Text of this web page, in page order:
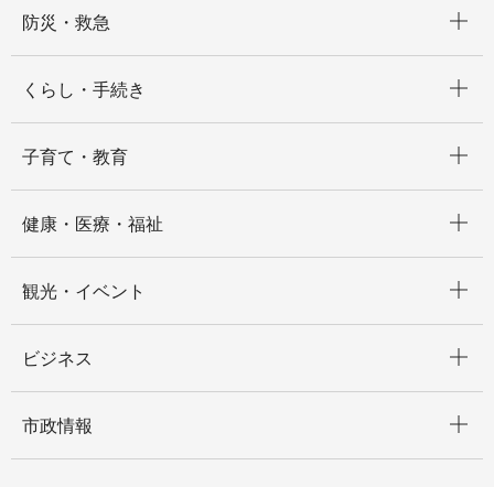
防災・救急
くらし・手続き
子育て・教育
健康・医療・福祉
観光・イベント
ビジネス
市政情報